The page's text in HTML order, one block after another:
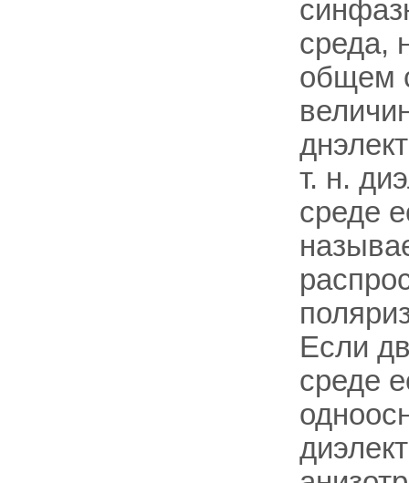
среда,
общем
т. н.
среде
Если
среде